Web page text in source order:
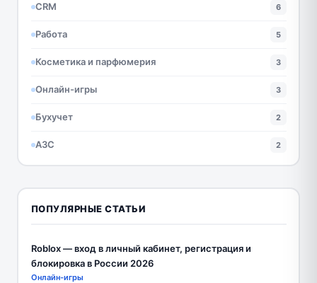
CRM 6
Работа 5
Косметика и парфюмерия 3
Онлайн-игры 3
Бухучет 2
АЗС 2
ПОПУЛЯРНЫЕ СТАТЬИ
Roblox — вход в личный кабинет, регистрация и
блокировка в России 2026
Онлайн-игры